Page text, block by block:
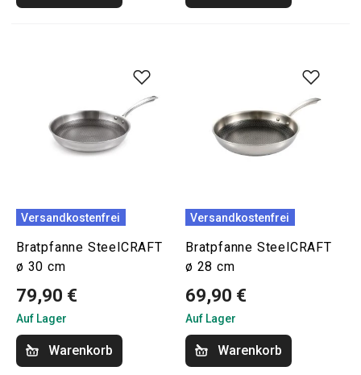
Versandkostenfrei
Bratpfanne SteelCRAFT
ø 30 cm
79,90 €
Auf Lager
Warenkorb
Versandkostenfrei
Bratpfanne SteelCRAFT
ø 28 cm
69,90 €
Auf Lager
Warenkorb